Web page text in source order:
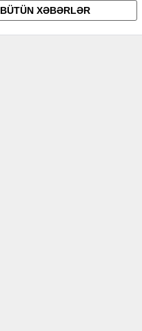
BÜTÜN XƏBƏRLƏR